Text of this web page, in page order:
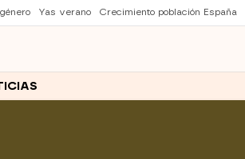
Yas verano Crecimiento población España